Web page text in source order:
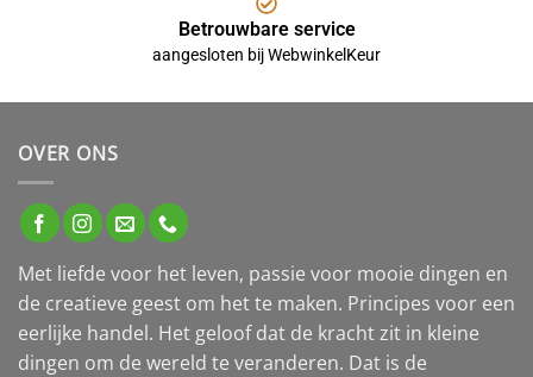
Betrouwbare service
aangesloten bij WebwinkelKeur
OVER ONS
Met liefde voor het leven, passie voor mooie dingen en
de creatieve geest om het te maken. Principes voor een
eerlijke handel. Het geloof dat de kracht zit in kleine
dingen om de wereld te veranderen. Dat is de